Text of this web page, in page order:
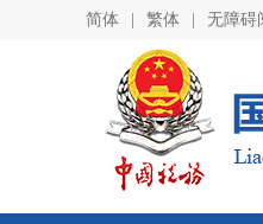
简体 繁体 无障碍